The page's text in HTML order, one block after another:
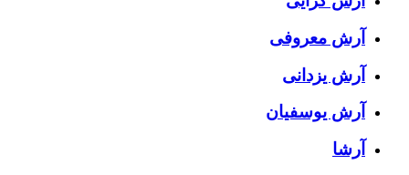
آرش معروفی
آرش یزدانی
آرش یوسفیان
آرشا